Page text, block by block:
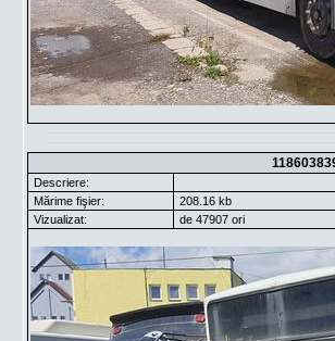
Descriere:
Mărime fişier:
208.16 kb
Vizualizat:
de 47907 ori